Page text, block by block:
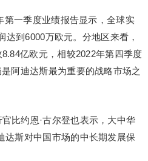
第一季度业绩报告显示，全球实
达到6000万欧元。分地区来看，
亿欧元，相较2022年第四季度
阿迪达斯最为重要的战略市场之
比约恩·古尔登也表示，大中华
达斯对中国市场的中长期发展保